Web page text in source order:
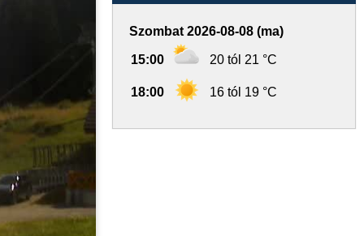
Szombat 2026-08-08 (ma)
15:00 20 tól 21 °C
18:00 16 tól 19 °C